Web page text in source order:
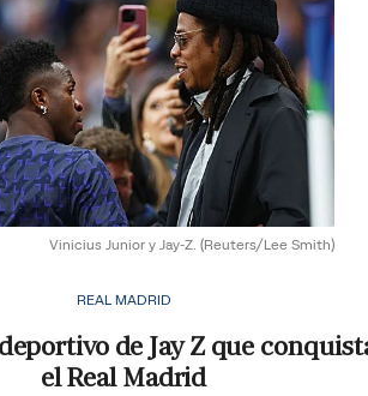
Vinicius Junior y Jay-Z. (Reuters/Lee Smith)
REAL MADRID
de Jay Z que
el Real Madrid